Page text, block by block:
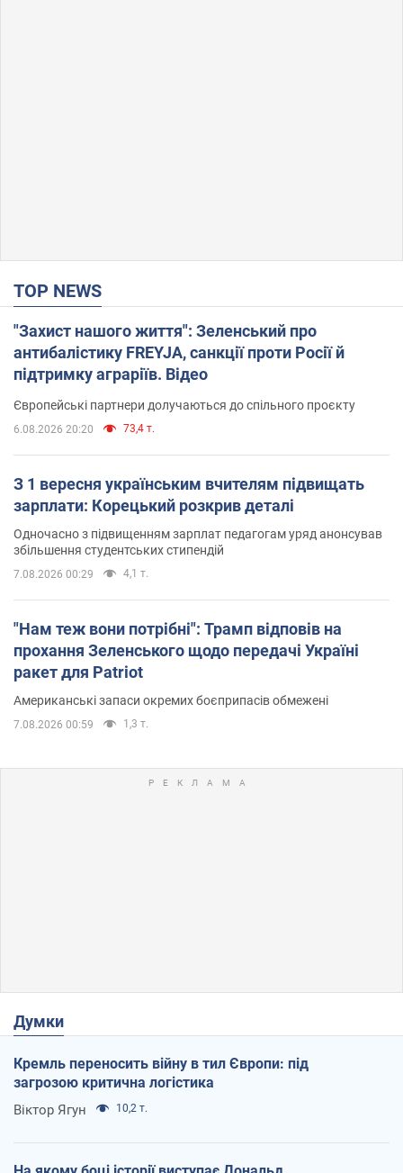
TOP NEWS
"Захист нашого життя": Зеленський про
антибалістику FREYJA, санкції проти Росії й
підтримку аграріїв. Відео
Європейські партнери долучаються до спільного проєкту
6.08.2026 20:20 73,4 т.
З 1 вересня українським вчителям підвищать
зарплати: Корецький розкрив деталі
Одночасно з підвищенням зарплат педагогам уряд анонсував
збільшення студентських стипендій
7.08.2026 00:29 4,1 т.
"Нам теж вони потрібні": Трамп відповів на
прохання Зеленського щодо передачі Україні
ракет для Patriot
Американські запаси окремих боєприпасів обмежені
7.08.2026 00:59 1,3 т.
Думки
Кремль переносить війну в тил Європи: під
загрозою критична логістика
Віктор Ягун 10,2 т.